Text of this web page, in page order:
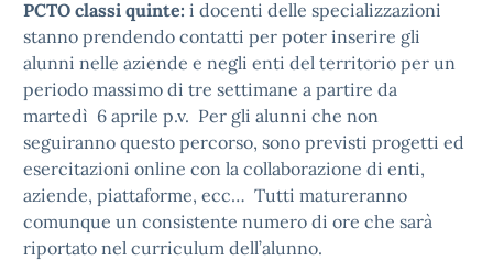
PCTO classi quinte: i docenti delle specializzazioni
stanno prendendo contatti per poter inserire gli
alunni nelle aziende e negli enti del territorio per un
periodo massimo di tre settimane a partire da
martedì 6 aprile p.v. Per gli alunni che non
seguiranno questo percorso, sono previsti progetti ed
esercitazioni online con la collaborazione di enti,
aziende, piattaforme, ecc… Tutti matureranno
comunque un consistente numero di ore che sarà
riportato nel curriculum dell’alunno.